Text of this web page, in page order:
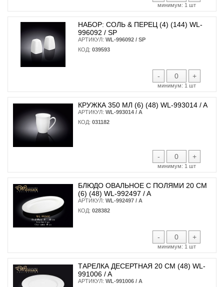
минимум: 1 шт
НАБОР: СОЛЬ & ПЕРЕЦ (4) (144) WL-
996092 / SP
АРТИКУЛ: WL-996092 / SP
КОД: 039593
- +
минимум: 1 шт
КРУЖКА 350 МЛ (6) (48) WL-993014 / A
АРТИКУЛ: WL-993014 / A
КОД: 031182
- +
минимум: 1 шт
БЛЮДО ОВАЛЬНОЕ С ПОЛЯМИ 20 СМ
(6) (48) WL-992497 / A
АРТИКУЛ: WL-992497 / A
КОД: 028382
- +
минимум: 1 шт
ТАРЕЛКА ДЕСЕРТНАЯ 20 СМ (48) WL-
991006 / A
АРТИКУЛ: WL-991006 / A